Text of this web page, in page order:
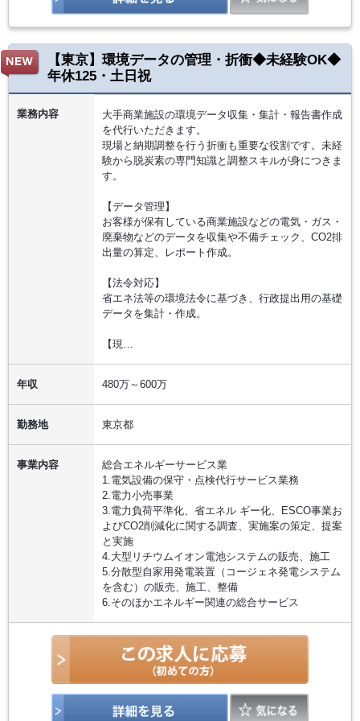
【東京】環境データの管理・折衝◆未経験OK◆
年休125・土日祝
業務内容
大手商業施設の環境データ収集・集計・報告書作成
を代行いただきます。
現場と納期調整を行う折衝も重要な役割です。未経
験から脱炭素の専門知識と調整スキルが身につきま
す。
【データ管理】
お客様が保有している商業施設などの電気・ガス・
廃棄物などのデータを収集や不備チェック、CO2排
出量の算定、レポート作成。
【法令対応】
省エネ法等の環境法令に基づき、行政提出用の基礎
データを集計・作成。
【現…
年収 480万～600万
勤務地 東京都
事業内容
総合エネルギーサービス業
1.電気設備の保守・点検代行サービス業務
2.電力小売事業
3.電力負荷平準化、省エネル ギー化、ESCO事業お
よびCO2削減化に関する調査、実施案の策定、提案
と実施
4.大型リチウムイオン電池システムの販売、施工
5.分散型自家用発電装置（コージェネ発電システム
を含む）の販売、施工、整備
6.そのほかエネルギー関連の総合サービス